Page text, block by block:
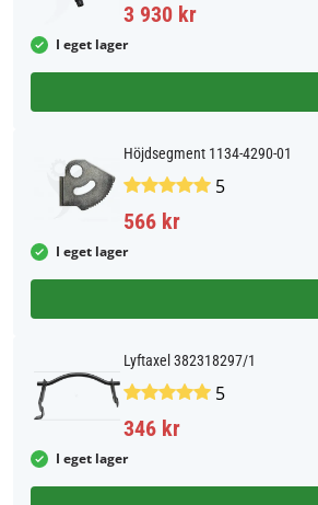
3 930 kr
I eget lager
Höjdsegment 1134-4290-01
5
566 kr
I eget lager
Lyftaxel 382318297/1
5
346 kr
I eget lager